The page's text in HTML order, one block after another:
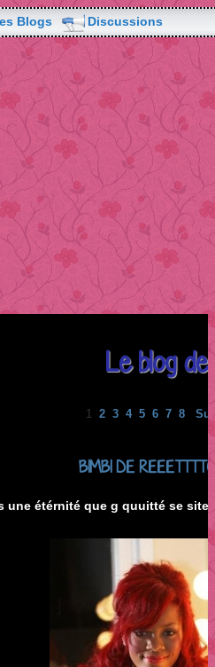
Blogs Discussions
Le blog de
1 2 3 4 5 6 7 8
BIMBI DE
étérnité que g quuitté se site